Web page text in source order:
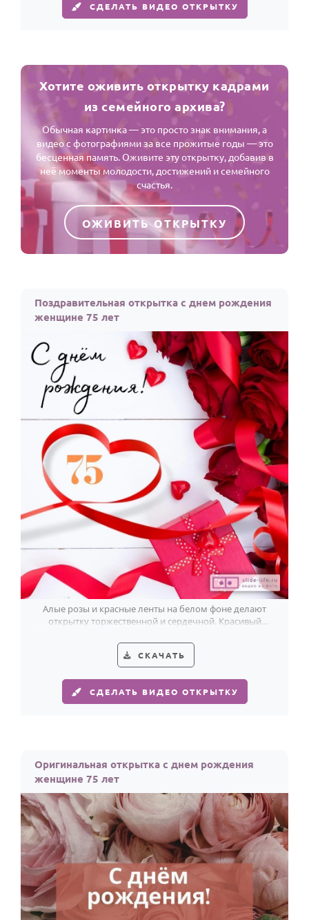
СДЕЛАТЬ ВИДЕО ОТКРЫТКУ
Хотите оживить открытку кадрами
из семейного архива?
Обычная картинка — это просто знак внимания, а
видео с фотографиями за все прожитые годы — это
бесценная память. Оживите эту открытку, добавив в
неё моменты молодости, достижений и семейного
счастья.
ОЖИВИТЬ ОТКРЫТКУ
Поздравительная открытка с днем рождения
женщине 75 лет
Алые розы и красные ленты на белом фоне делают
открытку торжественной и сердечной. Красивый
СКАЧАТЬ
СДЕЛАТЬ ВИДЕО ОТКРЫТКУ
Оригинальная открытка с днем рождения
женщине 75 лет